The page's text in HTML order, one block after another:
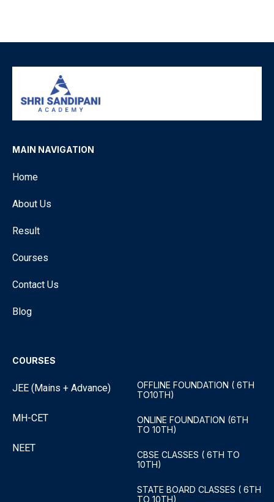
MAIN NAVIGATION
Home
About Us
Result
Courses
Contact Us
Blog
COURSES
JEE (Mains + Advance)
MH-CET
NEET
OFFLINE FOUNDATION ( 6TH
TO10TH)
ONLINE FOUNDATION (6TH
TO 10TH)
CBSE CLASSES ( 6TH TO
10TH)
STATE BOARD CLASSES ( 6TH
TO 10TH)